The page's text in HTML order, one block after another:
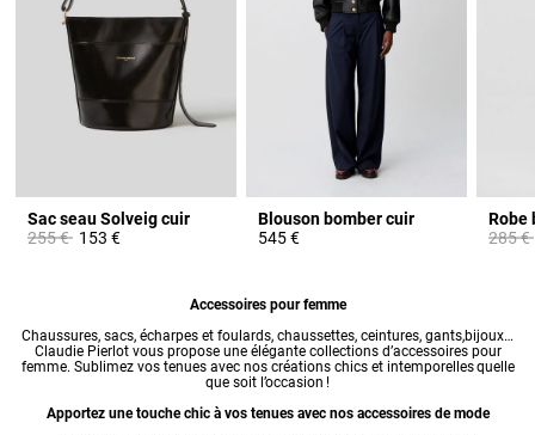
Sac seau Solveig cuir
Prix réduit à partir de
255 €à153 €
Blouson bomber cuir
545 €
Prix
285 €
Accessoires pour femme
Chaussures, sacs, écharpes et foulards, chaussettes, ceintures, gants,bijoux…
Claudie Pierlot vous propose une élégante collections d’accessoires pour
femme. Sublimez vos tenues avec nos créations chics et intemporelles quelle
que soit l’occasion !
Apportez une touche chic à vos tenues avec nos accessoires de mode